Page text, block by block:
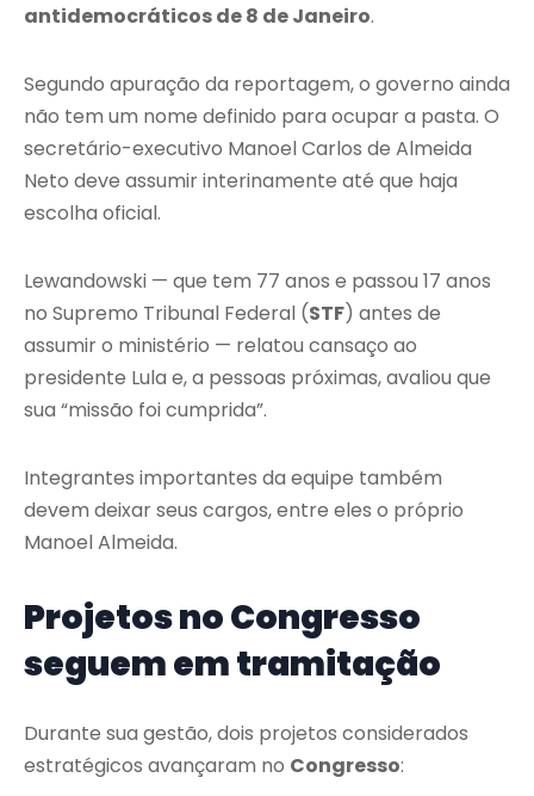
antidemocráticos de 8 de Janeiro.
Segundo apuração da reportagem, o governo ainda
não tem um nome definido para ocupar a pasta. O
secretário-executivo Manoel Carlos de Almeida
Neto deve assumir interinamente até que haja
escolha oficial.
Lewandowski — que tem 77 anos e passou 17 anos
no Supremo Tribunal Federal (STF) antes de
assumir o ministério — relatou cansaço ao
presidente Lula e, a pessoas próximas, avaliou que
sua “missão foi cumprida”.
Integrantes importantes da equipe também
devem deixar seus cargos, entre eles o próprio
Manoel Almeida.
Projetos no Congresso
seguem em tramitação
Durante sua gestão, dois projetos considerados
estratégicos avançaram no Congresso: